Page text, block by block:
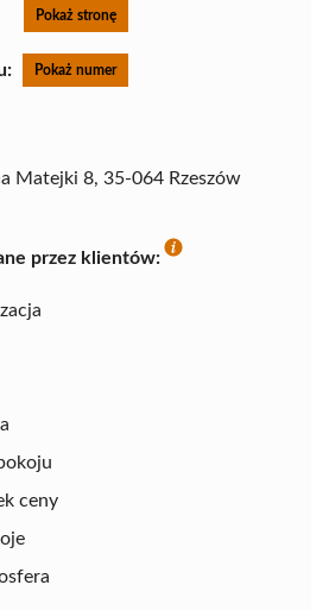
Pokaż stronę
Pokaż numer
Matejki 8, 35-064 Rzeszów
przez klientów:
ceny